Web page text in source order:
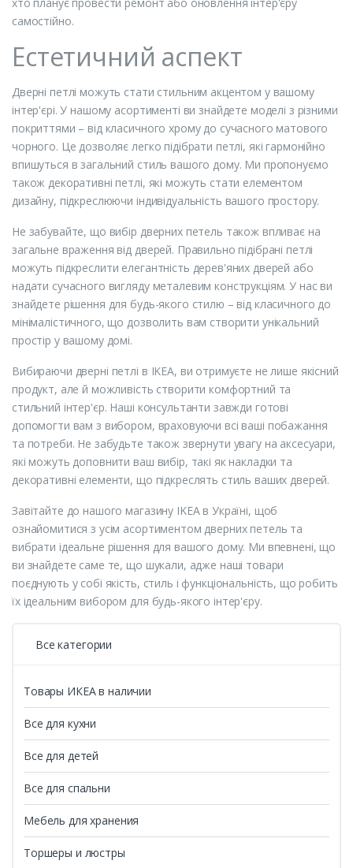
самостійно.
Естетичний аспект
Дверні петлі можуть стати стильним акцентом у вашому
інтер'єрі. У нашому асортименті ви знайдете моделі з різними
покриттями – від класичного хрому до сучасного матового
чорного. Це дозволяє легко підібрати петлі, які гармонійно
впишуться в загальний стиль вашого дому. Ми пропонуємо
також декоративні петлі, які можуть стати елементом
дизайну, підкреслюючи індивідуальність вашого простору.
Не забувайте, що вибір дверних петель також впливає на
загальне враження від дверей. Правильно підібрані петлі
можуть підкреслити елегантність дерев'яних дверей або
надати сучасного вигляду металевим конструкціям. У нас ви
знайдете рішення для будь-якого стилю – від класичного до
мінімалістичного, що дозволить вам створити унікальний
простір у вашому домі.
Вибираючи дверні петлі в IKEA, ви отримуєте не лише якісний
продукт, але й можливість створити комфортний та
стильний інтер'єр. Наші консультанти завжди готові
допомогти вам з вибором, враховуючи всі ваші побажання
та потреби. Не забудьте також звернути увагу на аксесуари,
які можуть доповнити ваш вибір, такі як накладки та
декоративні елементи, що підкреслять стиль ваших дверей.
Завітайте до нашого магазину IKEA в Україні, щоб
ознайомитися з усім асортиментом дверних петель та
вибрати ідеальне рішення для вашого дому. Ми впевнені, що
ви знайдете саме те, що шукали, адже наші товари
поєднують у собі якість, стиль і функціональність, що робить
їх ідеальним вибором для будь-якого інтер'єру.
Все категории
Товары ИКЕА в наличии
Все для кухни
Все для детей
Все для спальни
Мебель для хранения
Торшеры и люстры